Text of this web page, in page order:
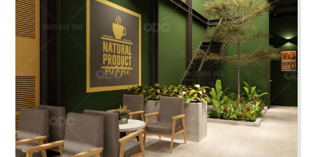
47
WHAT THE PHỞ
Nhà hàng Việt
48
THÁI CONCEPT - SIK DAK
FOOK
Nhà hàng Thái